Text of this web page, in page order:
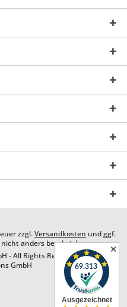
zzgl.Versandkosten und ggf.
anders beschrieben
All Rights Reserved. Design by
GmbH
✕